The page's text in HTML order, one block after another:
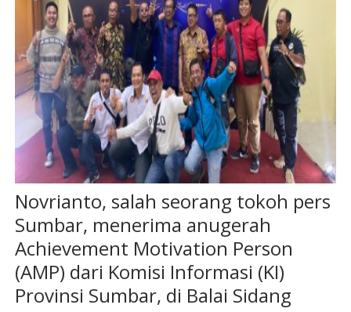
Novrianto, salah seorang tokoh pers
Sumbar, menerima anugerah
Achievement Motivation Person
(AMP) dari Komisi Informasi (KI)
Provinsi Sumbar, di Balai Sidang